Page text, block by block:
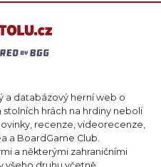
a databázový herní web o
hrách na hrdiny neboli
recenze, videorecenze,
a BoardGame Club.
a některými zahraničními